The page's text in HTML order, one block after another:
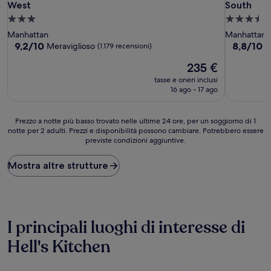
West
Struttura
a
3.0
Manhattan
9.2
9,2/10 Meraviglioso (1.179 recensioni)
Il
prezzo
attuale
235 €
tasse e oneri inclusi
16 ago - 17 ago
South
Struttura
a
3.5
Manhattan
8.8
8,8/10
Prezzo
a
più
basso
trovato
ore,
per
un
soggiorno
Prezzo a notte più basso trovato nelle ultime 24 ore, per un soggiorno di 1
notte per 2 adulti. Prezzi e disponibilità possono cambiare. Potrebbero essere
previste condizioni aggiuntive.
Mostra altre strutture
I principali luoghi di interesse di
Hell's Kitchen